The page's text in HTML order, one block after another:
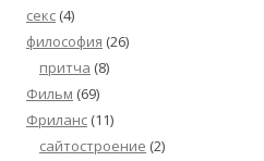
секс (4)
философия (26)
притча (8)
Фильм (69)
Фриланс (11)
сайтостроение (2)